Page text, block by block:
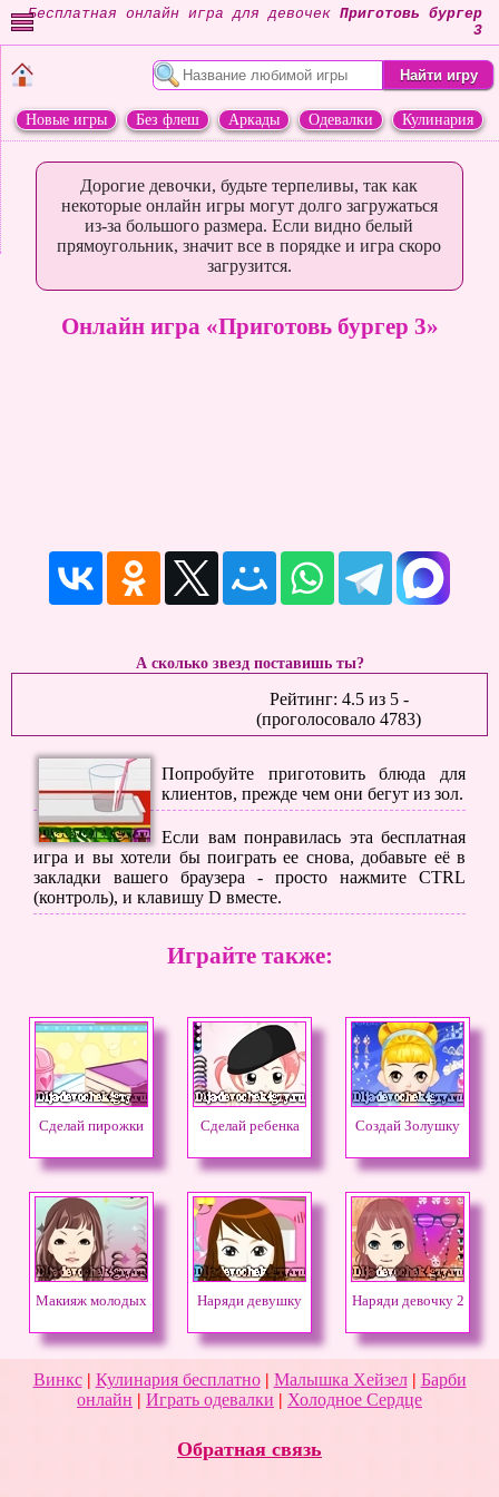
Бесплатная онлайн игра для девочек Приготовь бургер
3
Новые игры Без флеш Аркады Одевалки
Кулинария
Дорогие девочки, будьте терпеливы, так как
некоторые онлайн игры могут долго загружаться
из-за большого размера. Если видно белый
прямоугольник, значит все в порядке и игра скоро
загрузится.
Онлайн игра «Приготовь бургер 3»
А сколько звезд поставишь ты?
Рейтинг: 4.5из 5-
(проголосовало 4783)
Попробуйте приготовить блюда для
клиентов, прежде чем они бегут из зол.
Если вам понравилась эта бесплатная
игра и вы хотели бы поиграть ее снова, добавьте её в
закладки вашего браузера - просто нажмите CTRL
(контроль), и клавишу D вместе.
Играйте также:
Сделай пирожки Сделай ребенка Создай Золушку
Макияж молодых Наряди девушку Наряди девочку 2
Винкс| Кулинария бесплатно| Малышка Хейзел| Барби
онлайн | Играть одевалки | Холодное Сердце
Обратная связь